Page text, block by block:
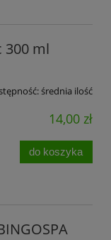
300 ml
średnia ilość
14,00 zł
do koszyka